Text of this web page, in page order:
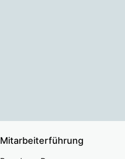
Mitarbeiterführung